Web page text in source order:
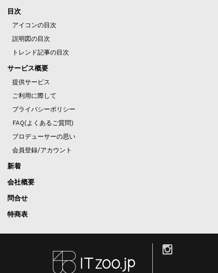
目次
アイコンの目次
説明図の目次
トレンド記事の目次
サービス概要
提供サービス
ご利用に際して
プライバシーポリシー
FAQ(よくあるご質問)
プロデューサーの思い
会員登録/アカウント
新着
会社概要
問合せ
特商表